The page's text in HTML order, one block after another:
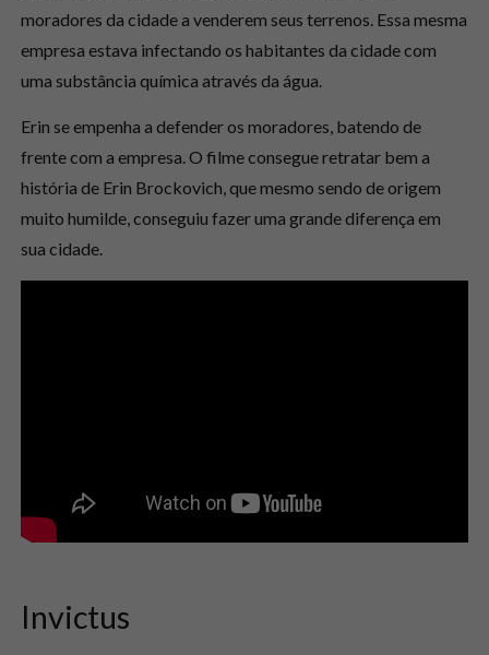
moradores da cidade a venderem seus terrenos. Essa mesma
empresa estava infectando os habitantes da cidade com
uma substância química através da água.
Erin se empenha a defender os moradores, batendo de
frente com a empresa. O filme consegue retratar bem a
história de Erin Brockovich, que mesmo sendo de origem
muito humilde, conseguiu fazer uma grande diferença em
sua cidade.
Invictus